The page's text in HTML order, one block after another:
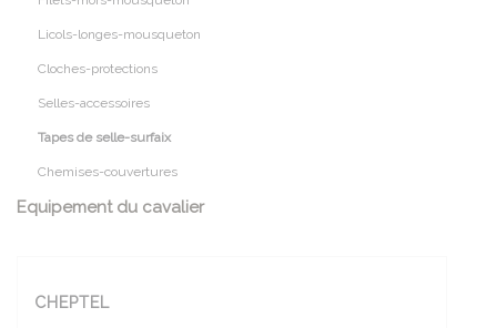
Licols-longes-mousqueton
Cloches-protections
Selles-accessoires
Tapes de selle-surfaix
Chemises-couvertures
Equipement du cavalier
CHEPTEL